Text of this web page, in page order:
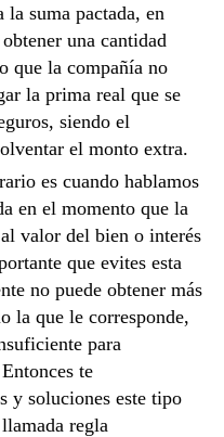
suma pactada, en
una cantidad
que la compañía no
la prima real que se
siendo el
el monto extra.
es cuando hablamos
en el momento que la
valor del bien o interés
que evites esta
no puede obtener más
la que le corresponde,
para
te
y soluciones este tipo
regla